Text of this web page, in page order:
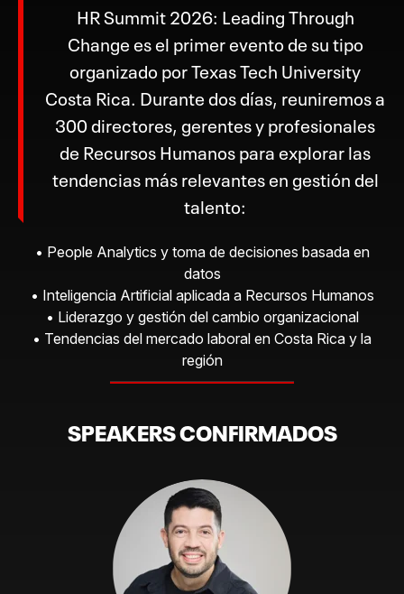
HR Summit 2026: Leading Through
Change es el primer evento de su tipo
organizado por Texas Tech University
Costa Rica. Durante dos días, reuniremos a
300 directores, gerentes y profesionales
de Recursos Humanos para explorar las
tendencias más relevantes en gestión del
talento:
• People Analytics y toma de decisiones basada en
datos
• Inteligencia Artificial aplicada a Recursos Humanos
• Liderazgo y gestión del cambio organizacional
• Tendencias del mercado laboral en Costa Rica y la
región
SPEAKERS CONFIRMADOS